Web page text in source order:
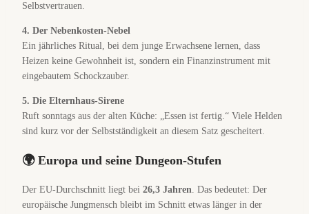
Selbstvertrauen.
4. Der Nebenkosten-Nebel
Ein jährliches Ritual, bei dem junge Erwachsene lernen, dass
Heizen keine Gewohnheit ist, sondern ein Finanzinstrument mit
eingebautem Schockzauber.
5. Die Elternhaus-Sirene
Ruft sonntags aus der alten Küche: „Essen ist fertig.“ Viele Helden
sind kurz vor der Selbstständigkeit an diesem Satz gescheitert.
🌍 Europa und seine Dungeon-Stufen
Der EU-Durchschnitt liegt bei 26,3 Jahren. Das bedeutet: Der
europäische Jungmensch bleibt im Schnitt etwas länger in der